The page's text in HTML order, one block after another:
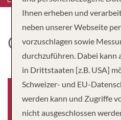
OASIS OF THE
Baujahr
Ihnen erheben und
neben unserer Webseite
vorzuschlagen sowie
durchzuführen. Dabei kann
in Drittstaaten [z.B. USA]
Schweizer- und EU-
werden kann und Zugriffe
nicht ausgeschlossen